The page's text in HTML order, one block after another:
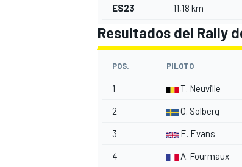
ES23 11,18 km
Resultados del Rally
POS. PILOTO
1 T. Neuville
2 O. Solberg
3 E. Evans
4 A. Fourmaux